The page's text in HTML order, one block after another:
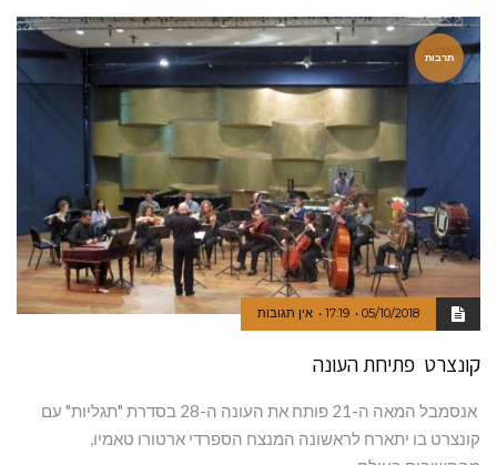
תרבות
05/10/2018
17:19 אין תגובות
קונצרט פתיחת העונה
אנסמבל המאה ה-21 פותח את העונה ה-28 בסדרת "תגליות" עם
קונצרט בו יתארח לראשונה המנצח הספרדי ארטורו טאמיו,